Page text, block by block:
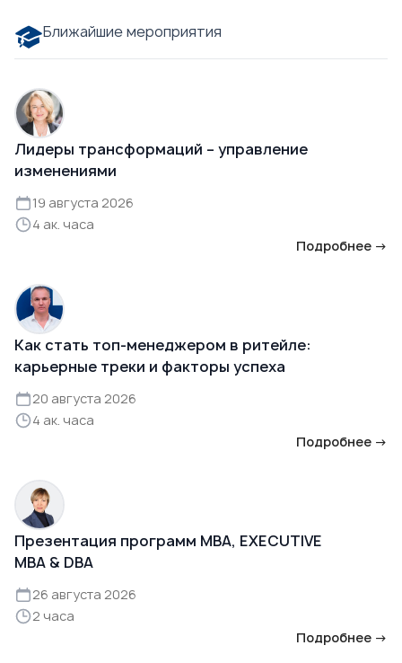
Ближайшие мероприятия
Лидеры трансформаций – управление
изменениями
19 августа 2026
4 ак. часа
Подробнее →
Как стать топ-менеджером в ритейле:
карьерные треки и факторы успеха
20 августа 2026
4 ак. часа
Подробнее →
Презентация программ MBA, EXECUTIVE
MBA & DBA
26 августа 2026
2 часа
Подробнее →